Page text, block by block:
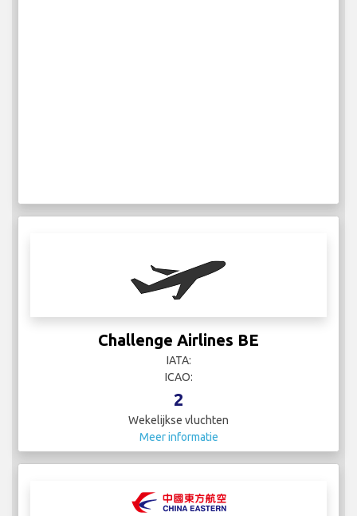
Challenge Airlines BE
IATA:
ICAO:
2
Wekelijkse vluchten
Meer informatie